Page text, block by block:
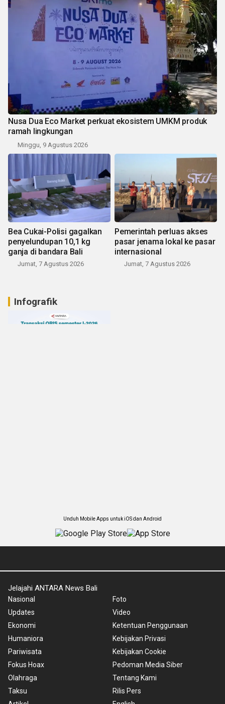
Nusa Dua Eco Market perkuat ekosistem UMKM produk
ramah lingkungan
Minggu, 9 Agustus 2026
Bea Cukai-Polisi gagalkan
penyelundupan 10,1 kg
ganja di bandara Bali
Jumat, 7 Agustus 2026
Pemerintah perluas akses
pasar jenama lokal ke pasar
internasional
Jumat, 7 Agustus 2026
Infografik
Unduh Mobile Apps untuk iOS dan Android
Jelajahi ANTARA News Bali
Nasional
Updates
Ekonomi
Humaniora
Pariwisata
Fokus Hoax
Olahraga
Taksu
Foto
Video
Ketentuan Penggunaan
Kebijakan Privasi
Kebijakan Cookie
Pedoman Media Siber
Tentang Kami
Rilis Pers